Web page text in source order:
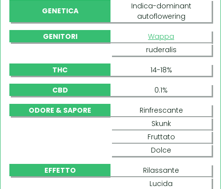
GENETICA
Indica-dominant
autoflowering
GENITORI
Wappa
ruderalis
THC 14-18%
CBD 0.1%
ODORE & SAPORE
Rinfrescante
Skunk
Fruttato
Dolce
EFFETTO
Rilassante
Lucida